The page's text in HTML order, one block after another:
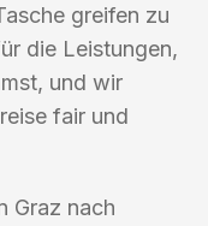
greifen zu
die Leistungen,
und wir
fair und
Graz nach